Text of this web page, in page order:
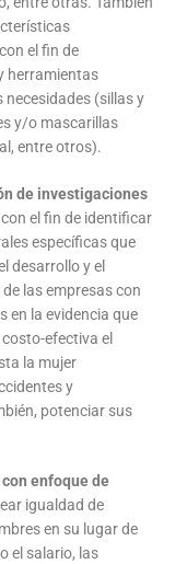
el fin de
herramientas
necesidades (sillas y
y/o mascarillas
entre otros).
de investigaciones
el fin de identificar
específicas que
desarrollo y el
las empresas con
en la evidencia que
efectiva el
la mujer
y
potenciar sus
enfoque de
igualdad de
en su lugar de
el salario, las